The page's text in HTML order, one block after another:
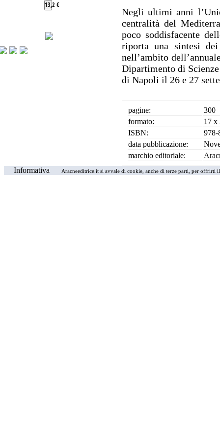
13,2 €
Negli ultimi anni
centralità del
poco soddisfacente
riporta una sintesi
nell’ambito
Dipartimento di
di Napoli il 26 e 27
pagine:
300
formato:
17 x
ISBN:
978-
data pubblicazione:
marchio editoriale:
Informativa
Aracneeditrice.it si avvale di cookie, anche di terze parti, per